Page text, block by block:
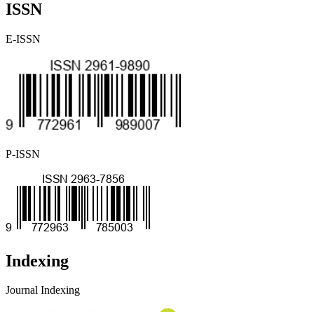
ISSN
E-ISSN
P-ISSN
Indexing
Journal Indexing